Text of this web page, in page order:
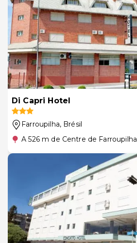
Di Capri Hotel
Farroupilha, Brésil
A 526 m de Centre de Farroupilha